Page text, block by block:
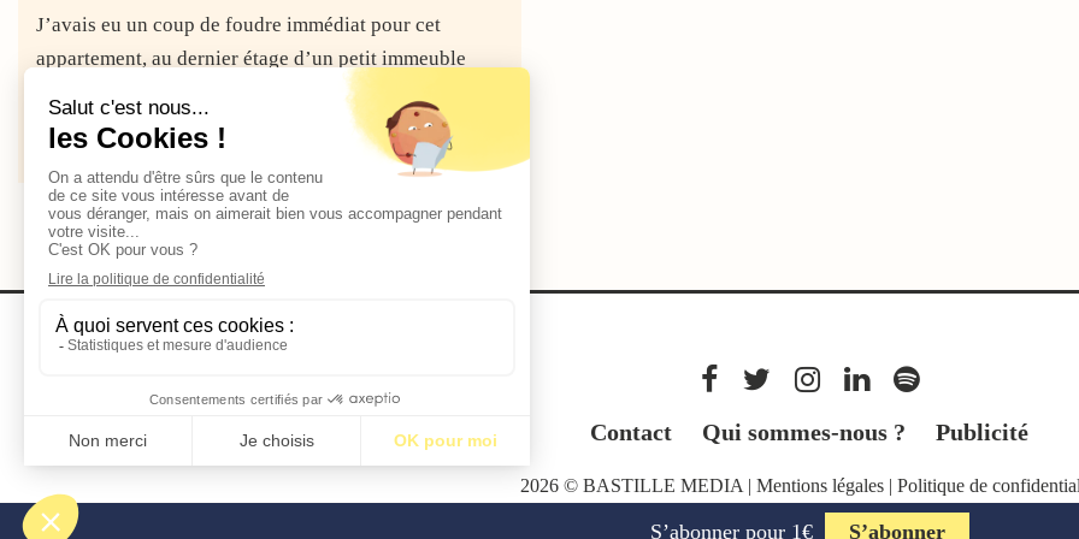
J’avais eu un coup de foudre immédiat pour cet
appartement, au dernier étage d’un petit immeuble
Lire la suite
Contact Qui sommes-nous ? Publicité
2026 © BASTILLE MEDIA | Mentions légales| Politique de
S’abonner pour 1€ S’abonner